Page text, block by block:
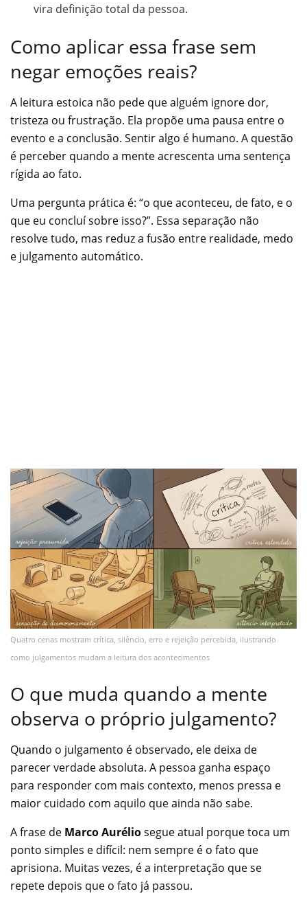
vira definição total da pessoa.
Como aplicar essa frase sem
negar emoções reais?
A leitura estoica não pede que alguém ignore dor,
tristeza ou frustração. Ela propõe uma pausa entre o
evento e a conclusão. Sentir algo é humano. A questão
é perceber quando a mente acrescenta uma sentença
rígida ao fato.
Uma pergunta prática é: “o que aconteceu, de fato, e o
que eu concluí sobre isso?”. Essa separação não
resolve tudo, mas reduz a fusão entre realidade, medo
e julgamento automático.
Quatro cenas mostram crítica, silêncio, erro e rejeição percebida, ilustrando
como julgamentos mudam a leitura dos acontecimentos
O que muda quando a mente
observa o próprio julgamento?
Quando o julgamento é observado, ele deixa de
parecer verdade absoluta. A pessoa ganha espaço
para responder com mais contexto, menos pressa e
maior cuidado com aquilo que ainda não sabe.
A frase de Marco Auréliosegue atual porque toca um
ponto simples e difícil: nem sempre é o fato que
aprisiona. Muitas vezes, é a interpretação que se
repete depois que o fato já passou.